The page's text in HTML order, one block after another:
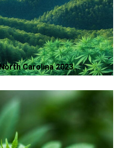
Carolina 2023...